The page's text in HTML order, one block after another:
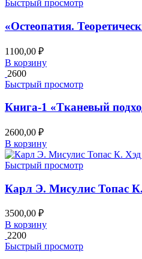
Быстрый просмотр
«Остеопатия.
1100,00 ₽
В корзину
2600
Быстрый просмотр
Книга-1 «Тканевый
2600,00 ₽
В корзину
Быстрый просмотр
Карл Э. Мисулис Топас
3500,00 ₽
В корзину
2200
Быстрый просмотр